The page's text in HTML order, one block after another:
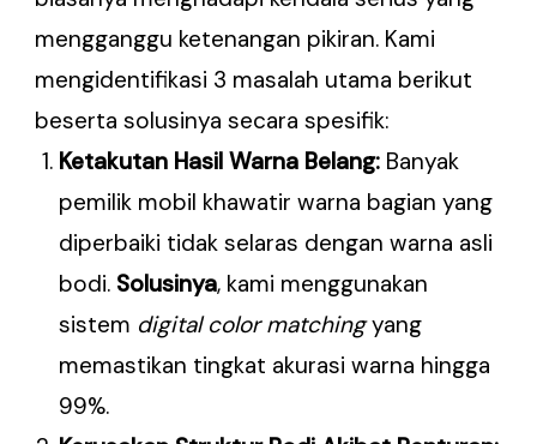
mengganggu ketenangan pikiran. Kami
mengidentifikasi 3 masalah utama berikut
beserta solusinya secara spesifik:
Ketakutan Hasil Warna Belang: Banyak
pemilik mobil khawatir warna bagian yang
diperbaiki tidak selaras dengan warna asli
bodi. Solusinya, kami menggunakan
sistem digital color matchingyang
memastikan tingkat akurasi warna hingga
99%.